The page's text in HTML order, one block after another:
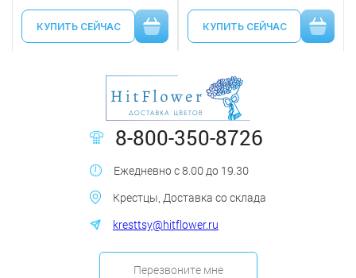
КУПИТЬ СЕЙЧАС КУПИТЬ СЕЙЧАС
8-800-350-8726
Ежедневно с 8.00 до 19.30
Крестцы, Доставка со склада
kresttsy@hitflower.ru
Перезвоните мне